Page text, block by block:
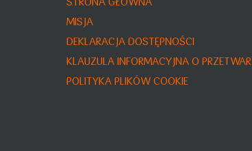
MISJA
DEKLARACJA DOSTĘPNOŚCI
KLAUZULA INFORMACYJNA O
POLITYKA PLIKÓW COOKIE